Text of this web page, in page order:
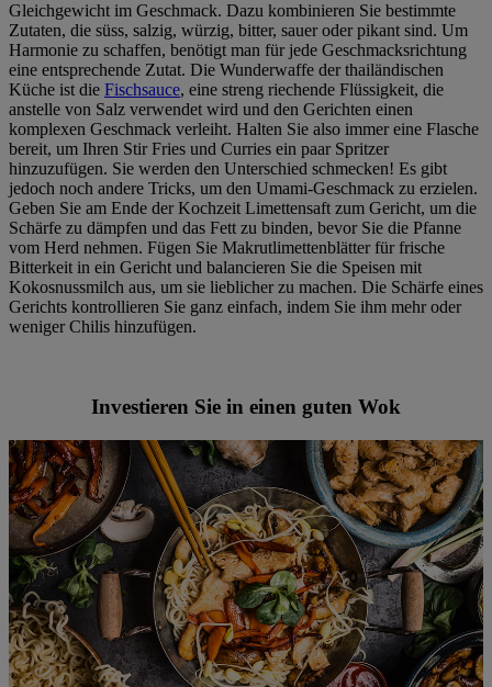
Gleichgewicht im Geschmack. Dazu kombinieren Sie bestimmte
Zutaten, die süss, salzig, würzig, bitter, sauer oder pikant sind. Um
Harmonie zu schaffen, benötigt man für jede Geschmacksrichtung
eine entsprechende Zutat. Die Wunderwaffe der thailändischen
Küche ist die Fischsauce, eine streng riechende Flüssigkeit, die
anstelle von Salz verwendet wird und den Gerichten einen
komplexen Geschmack verleiht. Halten Sie also immer eine Flasche
bereit, um Ihren Stir Fries und Curries ein paar Spritzer
hinzuzufügen. Sie werden den Unterschied schmecken! Es gibt
jedoch noch andere Tricks, um den Umami-Geschmack zu erzielen.
Geben Sie am Ende der Kochzeit Limettensaft zum Gericht, um die
Schärfe zu dämpfen und das Fett zu binden, bevor Sie die Pfanne
vom Herd nehmen. Fügen Sie Makrutlimettenblätter für frische
Bitterkeit in ein Gericht und balancieren Sie die Speisen mit
Kokosnussmilch aus, um sie lieblicher zu machen. Die Schärfe eines
Gerichts kontrollieren Sie ganz einfach, indem Sie ihm mehr oder
weniger Chilis hinzufügen.
Investieren Sie in einen guten Wok